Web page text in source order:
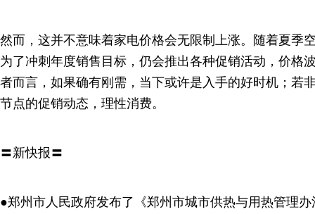
然而，这并不意味着家电价格会无限制上涨。随着夏季
为了冲刺年度销售目标，仍会推出各种促销活动，价格
者而言，如果确有刚需，当下或许是入手的好时机；若
节点的促销动态，理性消费。
〓新快报〓
●郑州市人民政府发布了《郑州市城市供热与用热管理